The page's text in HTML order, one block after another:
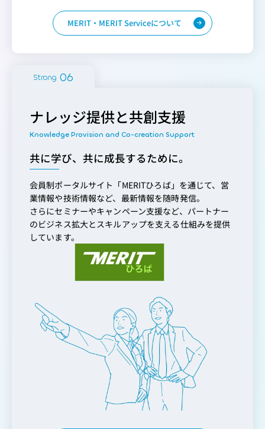
MERIT・MERIT Serviceについて
Strong
ナレッジ提供と共創支援
共に学び、共に成長するために。
会員制ポータルサイト「MERITひろば」を通じて、営
業情報や技術情報など、最新情報を随時発信。
さらにセミナーやキャンペーン支援など、パートナー
のビジネス拡大とスキルアップを支える仕組みを提供
しています。